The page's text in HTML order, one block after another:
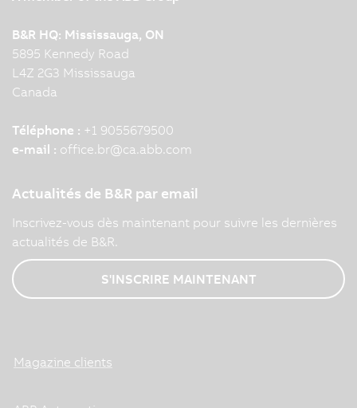
B&R HQ: Mississauga, ON
5895 Kennedy Road
L4Z 2G3 Mississauga
Canada
Téléphone : +1 9055679500
e-mail : office.br@ca.abb.com
Actualités de B&R par email
Inscrivez-vous dès maintenant pour suivre les dernières
actualités de B&R.
S'INSCRIRE MAINTENANT
Magazine clients